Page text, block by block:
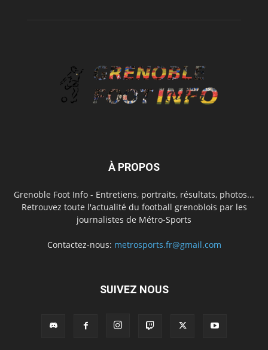
À PROPOS
Grenoble Foot Info - Entretiens, portraits, résultats, photos...
Retrouvez toute l'actualité du football grenoblois par les
journalistes de Métro-Sports
Contactez-nous: metrosports.fr@gmail.com
SUIVEZ NOUS